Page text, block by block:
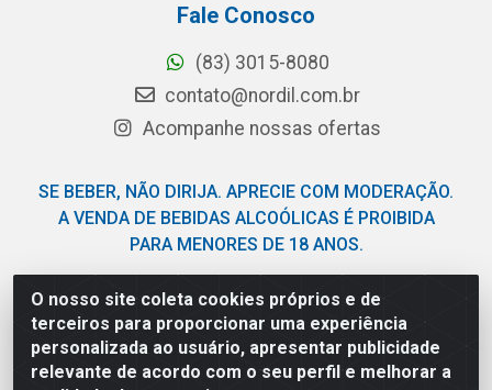
O nosso site coleta cookies próprios e de
terceiros para proporcionar uma experiência
personalizada ao usuário, apresentar publicidade
relevante de acordo com o seu perfil e melhorar a
Fale Conosco
(83) 3015-8080
contato@nordil.com.br
Acompanhe nossas ofertas
SE BEBER, NÃO DIRIJA. APRECIE COM MODERAÇÃO.
A VENDA DE BEBIDAS ALCOÓLICAS É PROIBIDA
PARA MENORES DE 18 ANOS.
Nordil Distribuidora - Avenida Liberdade, 2738, Bloco F -
Sesi - Bayeux/PB - CEP 58.111-400 - CNPJ
03.775.813/0001-41